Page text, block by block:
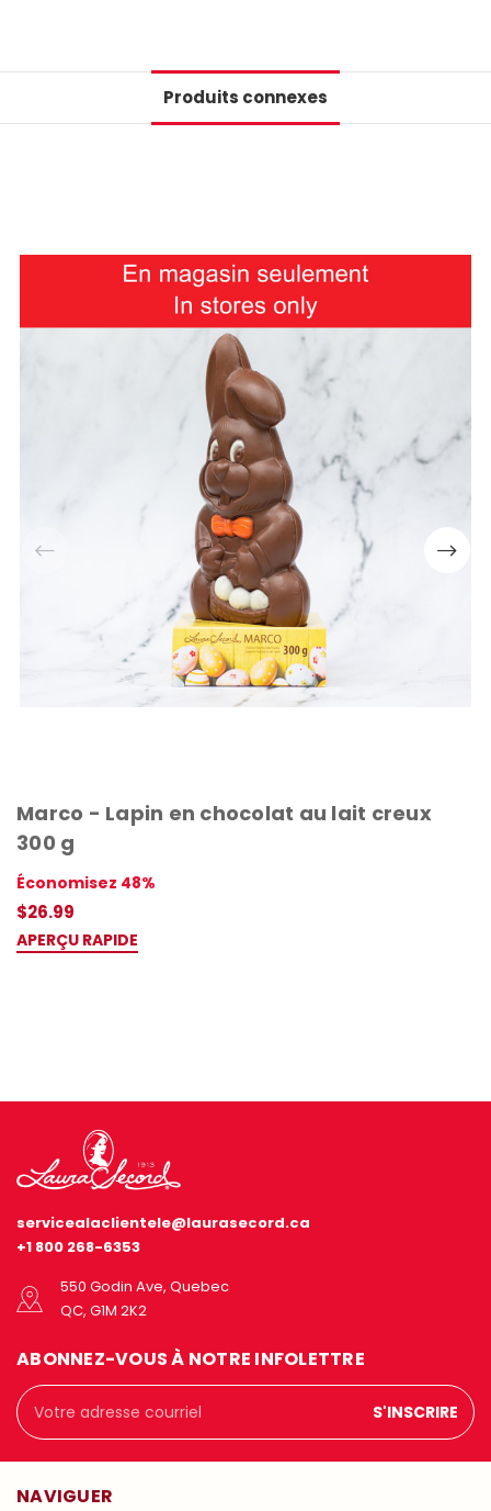
Produits connexes
Marco - Lapin en chocolat au lait creux
300 g
Économisez 48%
$26.99
APERÇU RAPIDE
servicealaclientele@laurasecord.ca
+1 800 268-6353
550 Godin Ave, Quebec
QC, G1M 2K2
ABONNEZ-VOUS À NOTRE INFOLETTRE
Adresse
courriel
NAVIGUER